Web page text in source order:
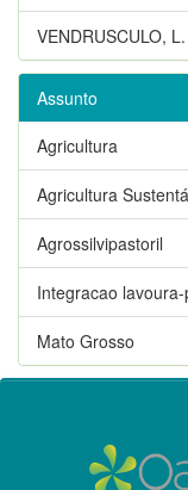
VENDRUSCULO,
Assunto
Agricultura
Agricultura
Agrossilvipastoril
Integracao
Mato Grosso